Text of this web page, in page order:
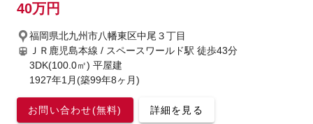
40万円
福岡県北九州市八幡東区中尾３丁目
ＪＲ鹿児島本線 / スペースワールド駅 徒歩43分
3DK(100.0㎡) 平屋建
1927年1月(築99年8ヶ月)
お問い合わせ(無料) 詳細を見る